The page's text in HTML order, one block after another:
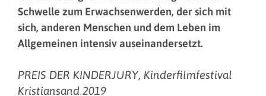
Schwelle zum Erwachsenwerden, der sich mit
sich, anderen Menschen und dem Leben im
Allgemeinen intensiv auseinandersetzt.
PREIS DER KINDERJURY, Kinderfilmfestival
Kristiansand 2019